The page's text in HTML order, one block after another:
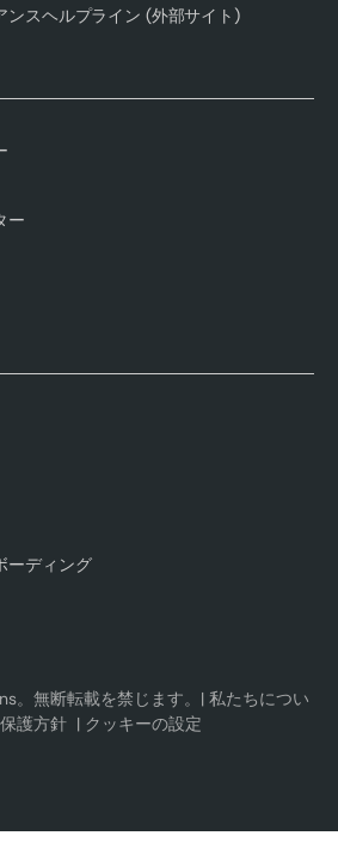
ンスヘルプライン (外部サイト)
ー
ーディング
。無断転載を禁じます。|私たちについ
護方針 | クッキーの設定